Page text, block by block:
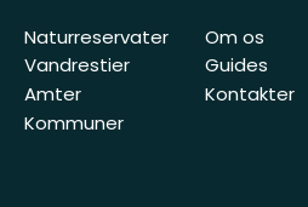
Naturreservater
Vandrestier
Amter
Kommuner
Om os
Guides
Kontakter